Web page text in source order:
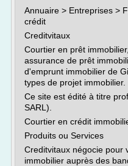
Annuaire > Entreprises >
crédit
Creditvitaux
Courtier en prêt
assurance de prêt
d'emprunt immobilier de
types de projet immobilier.
Ce site est édité à titre
SARL).
Courtier en crédit
Produits ou Services
Creditvitaux négocie pour
immobilier auprès des